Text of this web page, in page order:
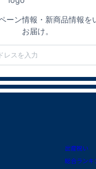
出産祝い
総合ランキ
ーン情報・新商品情報を
お届け。